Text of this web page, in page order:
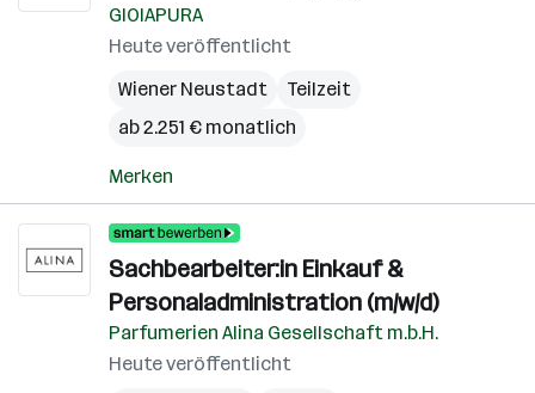
GIOIAPURA
Heute veröffentlicht
Wiener Neustadt
Teilzeit
ab 2.251 € monatlich
Merken
Sachbearbeiter:in Einkauf &
Personaladministration (m/w/d)
Parfumerien Alina Gesellschaft m.b.H.
Heute veröffentlicht